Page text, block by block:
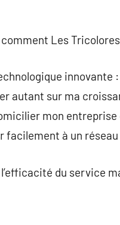
Les
autant sur ma
mon entreprise
facilement à un
du service